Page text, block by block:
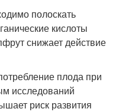
полоскать
кислоты
снижает действие
плода при
исследований
риск развития